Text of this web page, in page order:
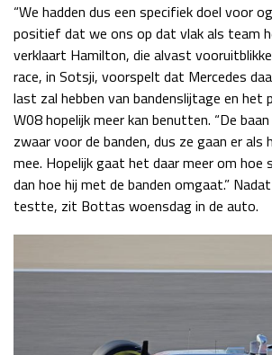
“We hadden dus een specifiek doel voor
positief dat we ons op dat vlak als team
verklaart Hamilton, die alvast
race, in Sotsji, voorspelt dat Mercedes
last zal hebben van bandenslijtage en het
W08 hopelijk meer kan benutten. “De
zwaar voor de banden, dus ze gaan er als
mee. Hopelijk gaat het daar meer om hoe
dan hoe hij met de banden omgaat.”
testte, zit Bottas woensdag in de auto.